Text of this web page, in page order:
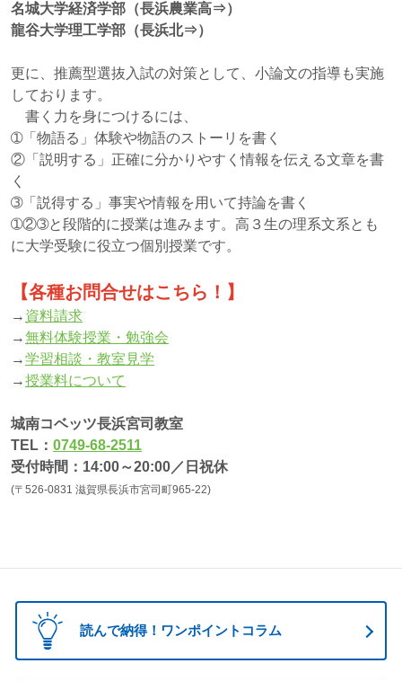
名城大学経済学部（長浜農業高⇒）
龍谷大学理工学部（長浜北⇒）
更に、推薦型選抜入試の対策として、小論文の指導も実施
しております。
書く力を身につけるには、
➀「物語る」体験や物語のストーリを書く
②「説明する」正確に分かりやすく情報を伝える文章を書
く
➂「説得する」事実や情報を用いて持論を書く
➀②➂と段階的に授業は進みます。高３生の理系文系とも
に大学受験に役立つ個別授業です。
【各種お問合せはこちら！】
→ 資料請求
→無料体験授業・勉強会
→学習相談・教室見学
→授業料について
城南コベッツ長浜宮司教室
TEL： 0749-68-2511
受付時間：14:00～20:00／日祝休
(〒526-0831 滋賀県長浜市宮司町965-22)
読んで納得！ワンポイントコラム